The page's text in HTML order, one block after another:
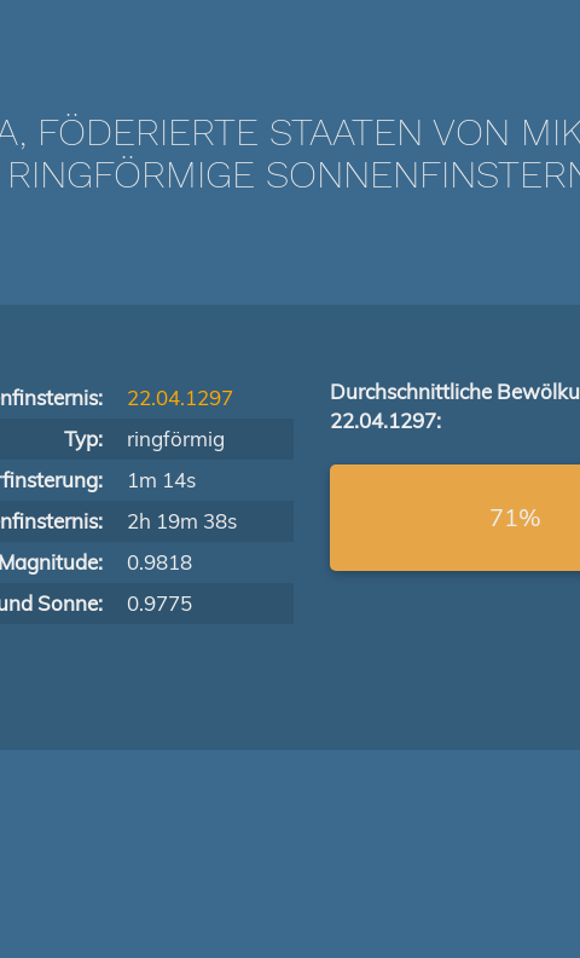
FÖDERIERTE STAATEN VON
22.04.1297
Typ:
ringförmig
1m 14s
2h 19m 38s
Magnitude:
0.9818
Sonne:
0.9775
Durchschnittliche
22.04.1297:
71%